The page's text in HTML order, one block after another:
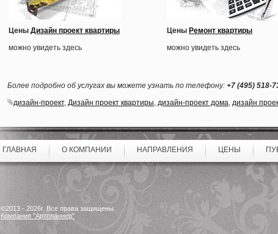
Цены Дизайн проект квартиры
можно увидеть здесь
Цены Ремонт квартиры
можно увидеть здесь
Более подробно об услугах вы можете узнать по телефону: +7 (495) 518-
дизайн-проект, Дизайн проект квартиры, дизайн-проект дома, дизайн
ГЛАВНАЯ О КОМПАНИИ НАПРАВЛЕНИЯ ЦЕНЫ
©2013 - 2026г. Все права защищены.
Компания "Артпланнер"